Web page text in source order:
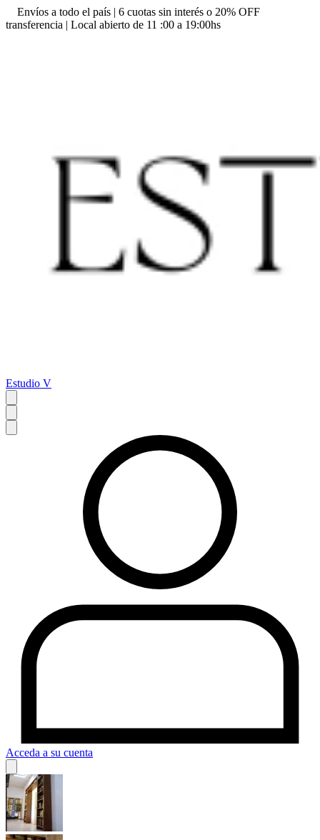
Envíos a todo el país | 6 cuotas sin interés o 20% OFF
transferencia | Local abierto de 11 :00 a 19:00hs
Estudio V
Acceda a su cuenta